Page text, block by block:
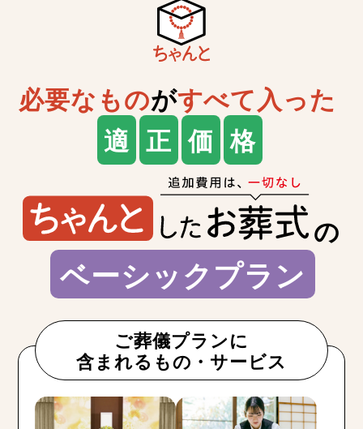
必要なものがすべて入った
適 正 価 格
の
ベーシックプラン
ご葬儀プランに
含まれるもの・サービス